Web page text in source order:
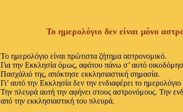
Το ημερολόγιο δεν είναι μόνο
Το ημερολόγιο είναι πρώτιστα ζήτημα αστρονομικό.
Για την Εκκλησία όμως, αφότου πάνω σ’ αυτό
Πασχάλιό της, απόκτησε εκκλησιαστική σημασία.
Γι’ αυτό την Εκκλησία δεν την ενδιαφέρει το
Την πλευρά αυτή την αφήνει στους αστρονόμους. Την
από την εκκλησιαστική του πλευρά.